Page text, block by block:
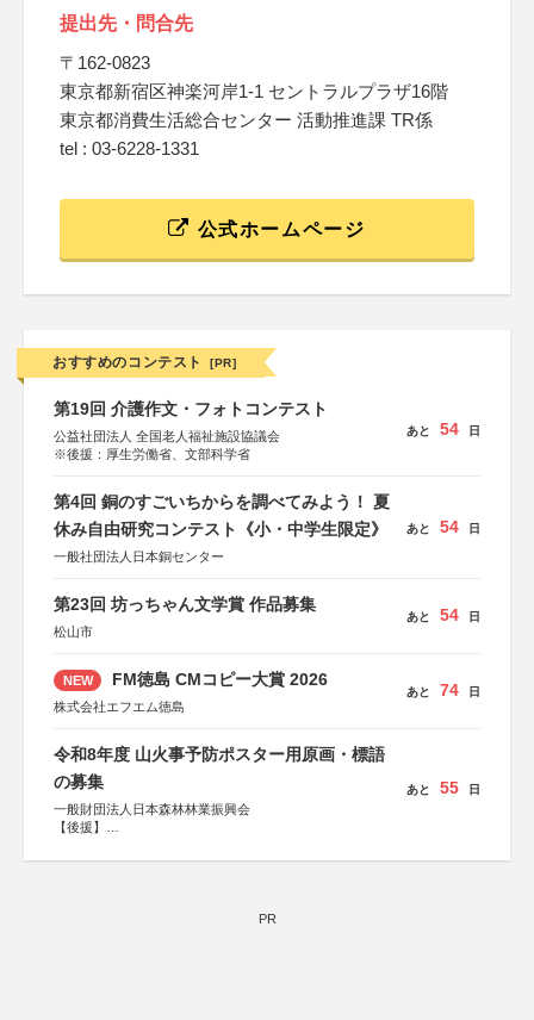
提出先・問合先
〒162-0823
東京都新宿区神楽河岸1-1 セントラルプラザ16階
東京都消費生活総合センター 活動推進課 TR係
tel : 03-6228-1331
公式ホームページ
おすすめのコンテスト [PR]
第19回 介護作文・フォトコンテスト
公益社団法人 全国老人福祉施設協議会
※後援：厚生労働省、文部科学省
あと 54 日
第4回 銅のすごいちからを調べてみよう！ 夏
休み自由研究コンテスト《小・中学生限定》
一般社団法人日本銅センター
あと 54 日
第23回 坊っちゃん文学賞 作品募集
松山市
あと 54 日
NEW FM徳島 CMコピー大賞 2026
株式会社エフエム徳島
あと 74 日
令和8年度 山火事予防ポスター用原画・標語
の募集
一般財団法人日本森林林業振興会
【後援】
会、森林火災対策協会
あと 55 日
PR